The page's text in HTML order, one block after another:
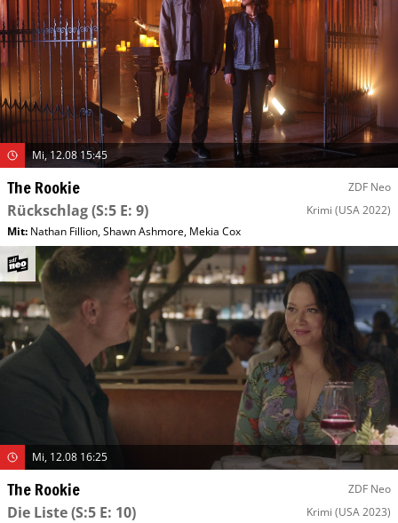
Mi, 12.08 15:45
The Rookie ZDF Neo
Rückschlag(S:5 E: 9) Krimi (USA 2022)
Mit: Nathan Fillion,Shawn Ashmore, Mekia Cox
Mi, 12.08 16:25
The Rookie ZDF Neo
Die Liste(S:5 E: 10) Krimi (USA 2023)